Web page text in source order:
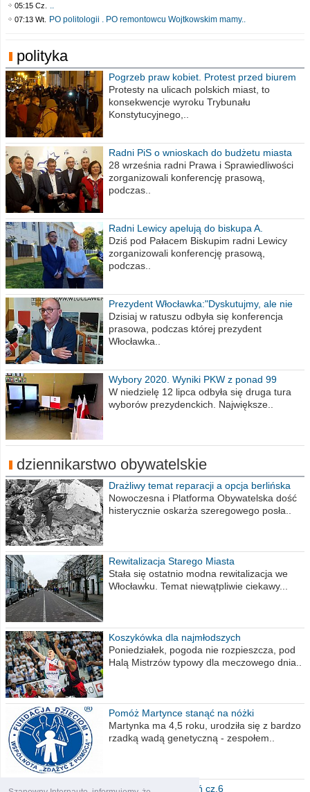
05:15 Cz. ..
07:13 Wt. PO politologii . PO remontowcu Wojtkowskim mamy..
polityka
Pogrzeb praw kobiet. Protest przed biurem
poselskim PiS
Protesty na ulicach polskich miast, to
konsekwencje wyroku Trybunału
Konstytucyjnego,..
Radni PiS o wnioskach do budżetu miasta
na 2021 rok
28 września radni Prawa i Sprawiedliwości
zorganizowali konferencję prasową,
podczas..
Radni Lewicy apelują do biskupa A.
Wiesława Meringa
Dziś pod Pałacem Biskupim radni Lewicy
zorganizowali konferencję prasową,
podczas..
Prezydent Włocławka:"Dyskutujmy, ale nie
obrażajmy się”
Dzisiaj w ratuszu odbyła się konferencja
prasowa, podczas której prezydent
Włocławka..
Wybory 2020. Wyniki PKW z ponad 99
procent obwodów
W niedzielę 12 lipca odbyła się druga tura
wyborów prezydenckich. Największe..
dziennikarstwo obywatelskie
Drażliwy temat reparacji a opcja berlińska
Nowoczesna i Platforma Obywatelska dość
histerycznie oskarża szeregowego posła..
Rewitalizacja Starego Miasta
Stała się ostatnio modna rewitalizacja we
Włocławku. Temat niewątpliwie ciekawy...
Koszykówka dla najmłodszych
Poniedziałek, pogoda nie rozpieszcza, pod
Halą Mistrzów typowy dla meczowego dnia..
Pomóż Martynce stanąć na nóżki
Martynka ma 4,5 roku, urodziła się z bardzo
rzadką wadą genetyczną - zespołem..
Polska moich marzeń cz.6